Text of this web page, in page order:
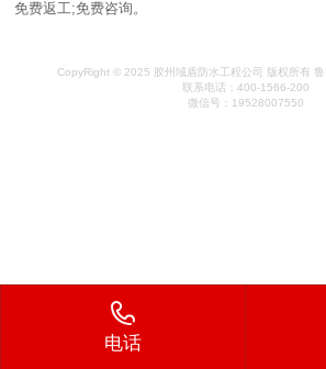
免费返工;免费咨询。
CopyRight © 2025 胶州域盾防水工程公司 版权所有
联系电话：400-1566-200
微信号：19528007550
电话